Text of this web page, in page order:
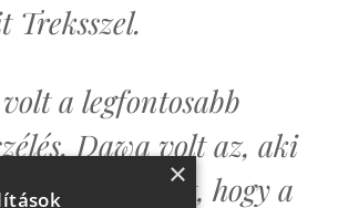
Treksszel.
a legfontosabb
Dawa volt az, aki
bennünket, hogy a
×